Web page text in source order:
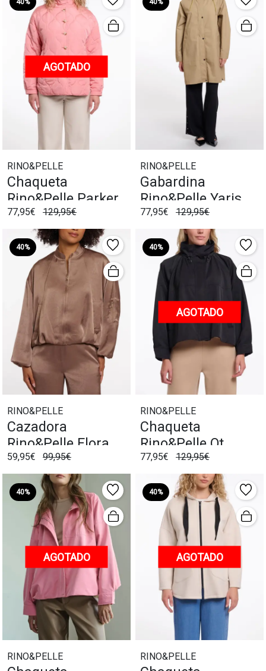
AGOTADO
RINO&PELLE
Chaqueta
Rino&Pelle Parker
Rosa
77,95€ 129,95€
RINO&PELLE
Gabardina
Rino&Pelle Yaris
Verde
77,95€ 129,95€
40%
RINO&PELLE
Cazadora
Rino&Pelle Flora
Tostado
59,95€ 99,95€
40%
AGOTADO
RINO&PELLE
Chaqueta
Rino&Pelle Ot
Negro
77,95€ 129,95€
40%
AGOTADO
RINO&PELLE
40%
AGOTADO
RINO&PELLE